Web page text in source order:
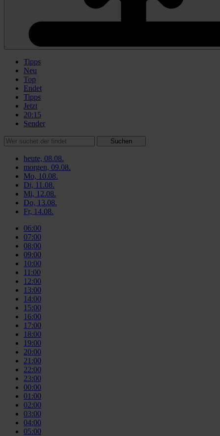
Tipps
Neu
Top
Endet
Tipps
Jetzt
20:15
Sender
Suchen
heute, 08.08.
morgen, 09.08.
Mo, 10.08.
Di, 11.08.
Mi, 12.08.
Do, 13.08.
Fr, 14.08.
06:00
07:00
08:00
09:00
10:00
11:00
12:00
13:00
14:00
15:00
16:00
17:00
18:00
19:00
20:00
21:00
22:00
23:00
00:00
01:00
02:00
03:00
04:00
05:00